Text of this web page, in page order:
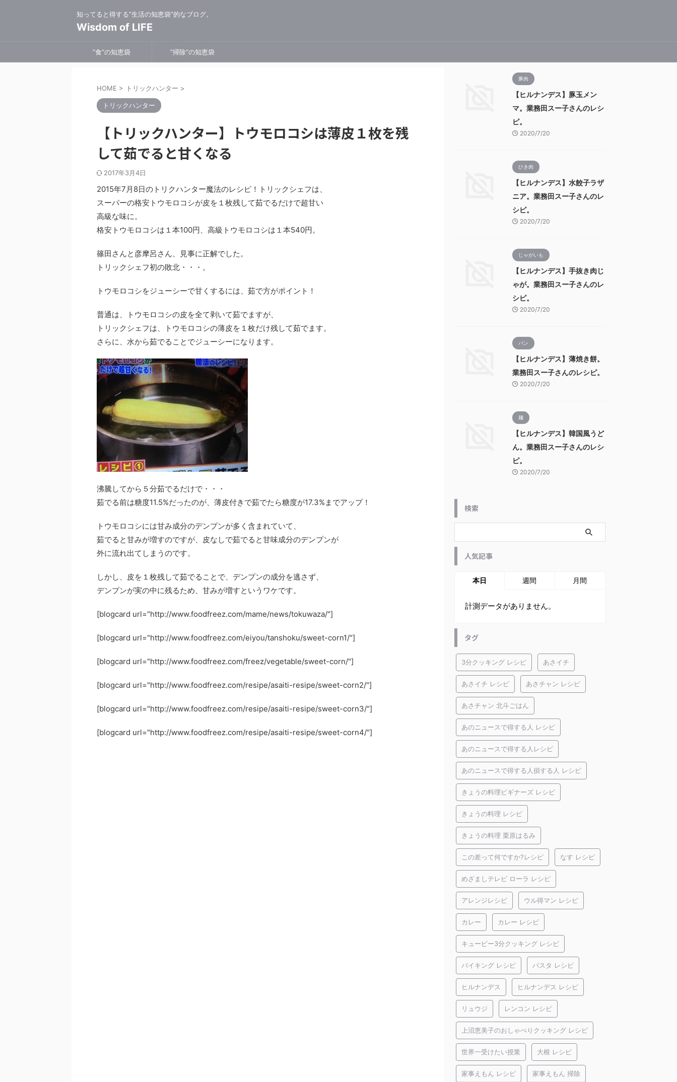
知ってると得する”生活の知恵袋”的なブログ。
Wisdom of LIFE
”食”の知恵袋 ”掃除”の知恵袋
HOME > トリックハンター >
トリックハンター
【トリックハンター】トウモロコシは薄皮１枚を残
して茹でると甘くなる
2017年3月4日
2015年7月8日のトリクハンター魔法のレシピ！トリックシェフは、
スーパーの格安トウモロコシが皮を１枚残して茹でるだけで超甘い
高級な味に。
格安トウモロコシは１本100円、高級トウモロコシは１本540円。
篠田さんと彦摩呂さん、見事に正解でした。
トリックシェフ初の敗北・・・。
トウモロコシをジューシーで甘くするには、茹で方がポイント！
普通は、トウモロコシの皮を全て剥いて茹でますが、
トリックシェフは、トウモロコシの薄皮を１枚だけ残して茹でます。
さらに、水から茹でることでジューシーになります。
沸騰してから５分茹でるだけで・・・
茹でる前は糖度11.5%だったのが、薄皮付きで茹でたら糖度が17.3%までアップ！
トウモロコシには甘み成分のデンプンが多く含まれていて、
茹でると甘みが増すのですが、皮なしで茹でると甘味成分のデンプンが
外に流れ出てしまうのです。
しかし、皮を１枚残して茹でることで、デンプンの成分を逃さず、
デンプンが実の中に残るため、甘みが増すというワケです。
[blogcard url="http://www.foodfreez.com/mame/news/tokuwaza/"]
[blogcard url="http://www.foodfreez.com/eiyou/tanshoku/sweet-corn1/"]
[blogcard url="http://www.foodfreez.com/freez/vegetable/sweet-corn/"]
[blogcard url="http://www.foodfreez.com/resipe/asaiti-resipe/sweet-corn2/"]
[blogcard url="http://www.foodfreez.com/resipe/asaiti-resipe/sweet-corn3/"]
[blogcard url="http://www.foodfreez.com/resipe/asaiti-resipe/sweet-corn4/"]
豚肉
【ヒルナンデス】豚玉メン
マ。業務田スー子さんのレシ
ピ。
2020/7/20
ひき肉
【ヒルナンデス】水餃子ラザ
ニア。業務田スー子さんのレ
シピ。
2020/7/20
じゃがいも
【ヒルナンデス】手抜き肉じ
ゃが。業務田スー子さんのレ
シピ。
2020/7/20
パン
【ヒルナンデス】薄焼き餅。
業務田スー子さんのレシピ。
2020/7/20
麺
【ヒルナンデス】韓国風うど
ん。業務田スー子さんのレシ
ピ。
2020/7/20
検索
人気記事
本日 週間 月間
計測データがありません。
タグ
3分クッキング レシピ あさイチ
あさイチ レシピ あさチャン レシピ
あさチャン 北斗ごはん
あのニュースで得する人 レシピ
あのニュースで得する人レシピ
あのニュースで得する人損する人 レシピ
きょうの料理ビギナーズ レシピ
きょうの料理 レシピ
きょうの料理 栗原はるみ
この差って何ですか?レシピ なす レシピ
めざましテレビ ローラ レシピ
アレンジレシピ ウル得マン レシピ
カレー カレー レシピ
キューピー3分クッキング レシピ
バイキング レシピ パスタ レシピ
ヒルナンデス ヒルナンデス レシピ
リュウジ レンコン レシピ
上沼恵美子のおしゃべりクッキング レシピ
世界一受けたい授業 大根 レシピ
家事えもん レシピ 家事えもん 掃除